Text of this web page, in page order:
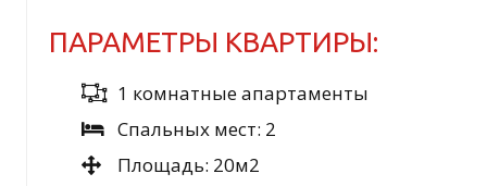
ПАРАМЕТРЫ КВАРТИРЫ:
1 комнатные апартаменты
Спальных мест: 2
Площадь: 20м2